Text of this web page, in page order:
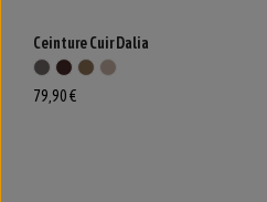
Ceinture Cuir Dalia
79,90 €